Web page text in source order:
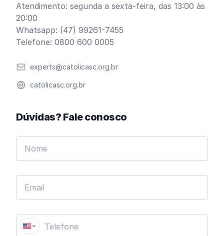
Atendimento: segunda a sexta-feira, das 13:00 às
20:00
Whatsapp: (47) 99261-7455
Telefone: 0800 600 0005
Emailexperts@catolicasc.org.br
Websitecatolicasc.org.br
Dúvidas? Fale conosco